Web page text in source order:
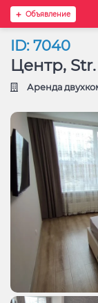
Oбъявление
ID: 7040
Центр,
Аренда